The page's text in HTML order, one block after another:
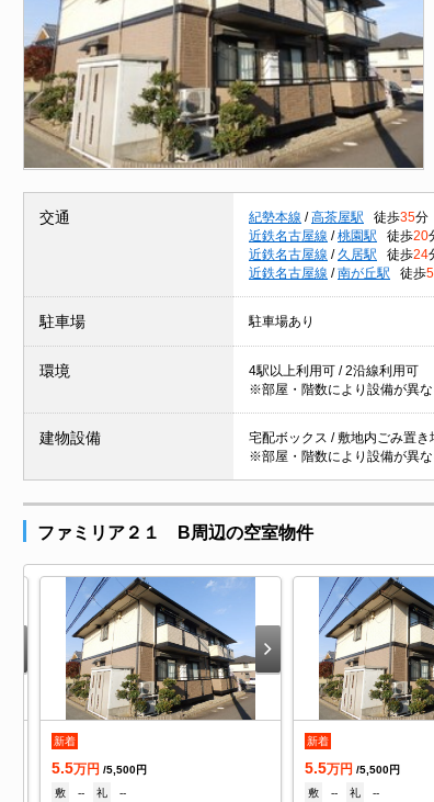
交通 紀勢本線 / 高茶屋駅 徒歩35分
近鉄名古屋線 / 桃園駅 徒歩20
近鉄名古屋線 / 久居駅 徒歩24
近鉄名古屋線 / 南が丘駅 徒歩
駐車場 駐車場あり
環境
4駅以上利用可 / 2沿線利用可
※部屋・階数により設備が異な
建物設備
宅配ボックス / 敷地内ごみ置
※部屋・階数により設備が異な
ファミリア２１ B周辺の空室物件
新着
5.5万円 /5,500円
敷
-- 礼
--
新着
5.5万円 /5,500円
敷
-- 礼
--